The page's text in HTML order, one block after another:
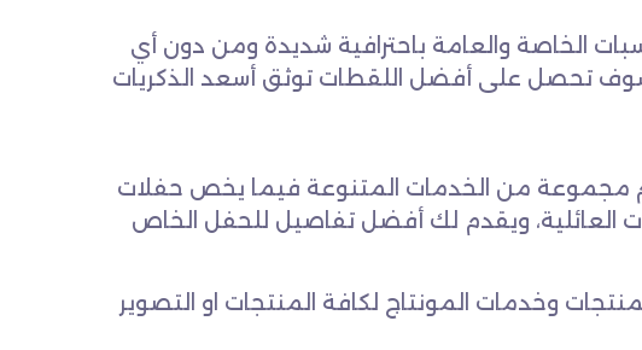
الخاصة والعامة باحترافية شديدة ومن دون أي
تحصل على أفضل اللقطات توثق أسعد الذكريات
من الخدمات المتنوعة فيما يخص حفلات
العائلية، ويقدم لك أفضل تفاصيل للحفل الخاص
وخدمات المونتاج لكافة المنتجات او التصوير